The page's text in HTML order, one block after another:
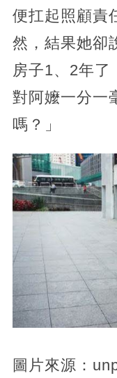
便扛起照顧責
然，結果她卻
房子1、2年了
對阿嬤一分一
嗎？」
圖片來源：